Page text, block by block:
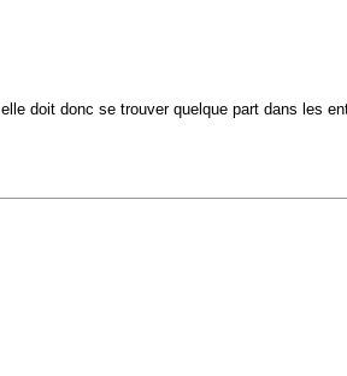
doit donc se trouver quelque part dans les